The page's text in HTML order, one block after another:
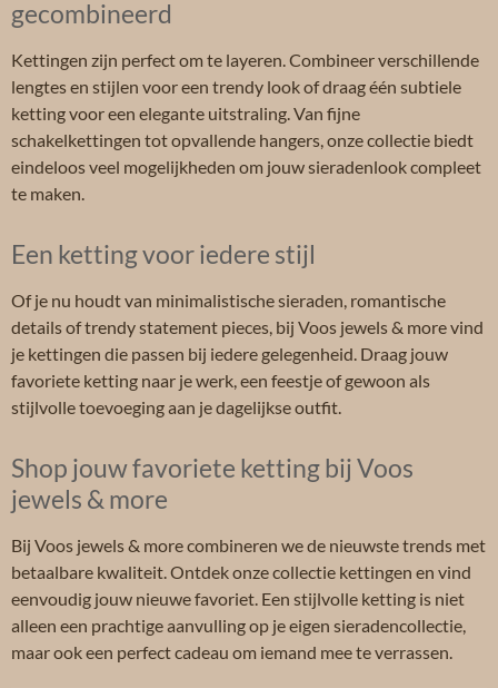
gecombineerd
Kettingen zijn perfect om te layeren. Combineer verschillende
lengtes en stijlen voor een trendy look of draag één subtiele
ketting voor een elegante uitstraling. Van fijne
schakelkettingen tot opvallende hangers, onze collectie biedt
eindeloos veel mogelijkheden om jouw sieradenlook compleet
te maken.
Een ketting voor iedere stijl
Of je nu houdt van minimalistische sieraden, romantische
details of trendy statement pieces, bij Voos jewels & more vind
je kettingen die passen bij iedere gelegenheid. Draag jouw
favoriete ketting naar je werk, een feestje of gewoon als
stijlvolle toevoeging aan je dagelijkse outfit.
Shop jouw favoriete ketting bij Voos
jewels & more
Bij Voos jewels & more combineren we de nieuwste trends met
betaalbare kwaliteit. Ontdek onze collectie kettingen en vind
eenvoudig jouw nieuwe favoriet. Een stijlvolle ketting is niet
alleen een prachtige aanvulling op je eigen sieradencollectie,
maar ook een perfect cadeau om iemand mee te verrassen.